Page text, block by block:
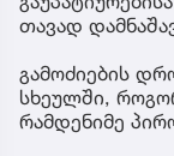
თავად
გამოძიების
სხეულში,
რამდენიმე